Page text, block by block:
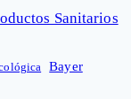
Sanitarios
Bayer